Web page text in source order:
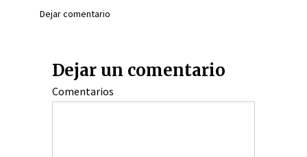
Dejar comentario
Dejar un comentario
Comentarios